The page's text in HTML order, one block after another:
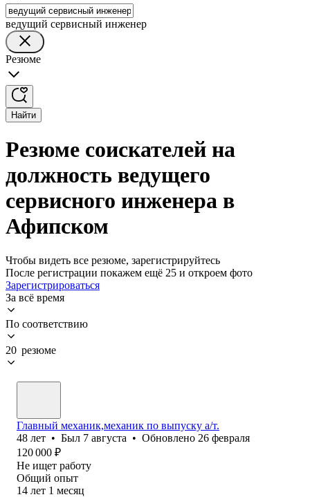
ведущий сервисный инженер
Резюме
Найти
Резюме соискателей на
должность ведущего
сервисного инженера в
Афипском
Чтобы видеть все резюме, зарегистрируйтесь
После регистрации покажем ещё 25 и откроем фото
Зарегистрироваться
За всё время
По соответствию
20 резюме
Главный механик,механик по выпуску а/т.
48 лет • Был 7 августа • Обновлено 26 февраля
120 000 ₽
Не ищет работу
Общий опыт
14 лет 1 месяц